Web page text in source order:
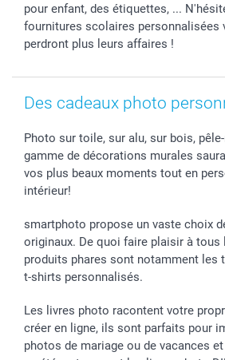
Tous les évènements
Statut de ma commande
smarfriends
smartgarantie
smartbonus
pour enfant, des étiquettes, ...
fournitures scolaires personnalisées
perdront plus leurs affaires !
Des cadeaux photo
Photo sur toile, sur alu, sur bois,
gamme de décorations murales
vos plus beaux moments tout en
intérieur!
smartphoto propose un vaste choix
originaux. De quoi faire plaisir à tous
produits phares sont notamment les
t-shirts personnalisés.
Les livres photo racontent votre
créer en ligne, ils sont parfaits pour
photos de mariage ou de vacances